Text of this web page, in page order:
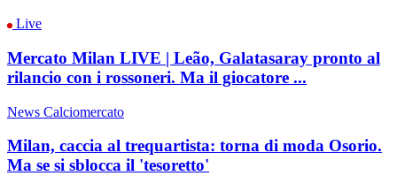
Live
Mercato Milan LIVE | Leão, Galatasaray pronto al
rilancio con i rossoneri. Ma il giocatore ...
News Calciomercato
Milan, caccia al trequartista: torna di moda Osorio.
Ma se si sblocca il 'tesoretto'